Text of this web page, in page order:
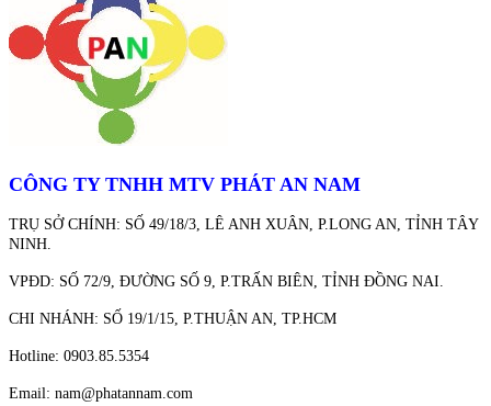
CÔNG TY TNHH MTV PHÁT AN NAM
TRỤ SỞ CHÍNH: SỐ 49/18/3, LÊ ANH XUÂN, P.LONG AN, TỈNH TÂY
NINH.
VPĐD: SỐ 72/9, ĐƯỜNG SỐ 9, P.TRẤN BIÊN, TỈNH ĐỒNG NAI.
CHI NHÁNH: SỐ 19/1/15, P.THUẬN AN, TP.HCM
Hotline: 0903.85.5354
Email: nam@phatannam.com